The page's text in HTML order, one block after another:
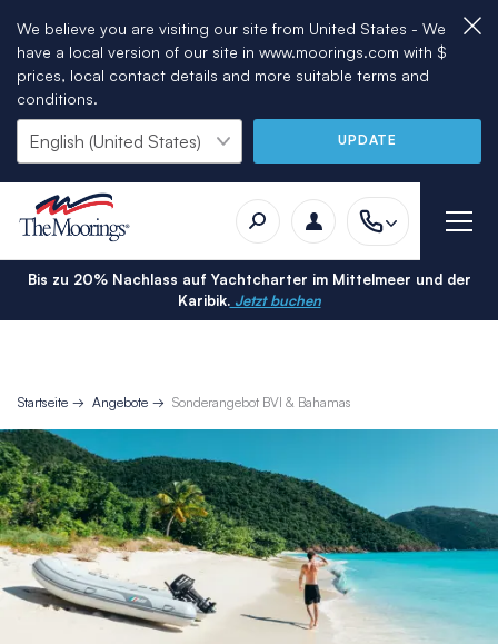
We believe you are visiting our site from United States - We
have a local version of our site in www.moorings.com with $
prices, local contact details and more suitable terms and
conditions.
UPDATE
Bis zu 20% Nachlass auf Yachtcharter im Mittelmeer und der
Karibik.Jetzt buchen
Startseite Angebote Sonderangebot BVI & Bahamas